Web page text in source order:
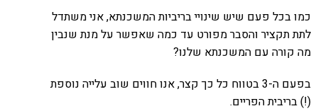
כמו בכל פעם שיש שינויי בריביות המשכנתא, אני משתדל
לתת תקציר והסבר מפורט עד כמה שאפשר על מנת שנבין
מה קורה עם המשכנתא שלנו?
בפעם ה-3 בטווח כל כך קצר, אנו חווים שוב עלייה נוספת
(!) בריבית הפריים.